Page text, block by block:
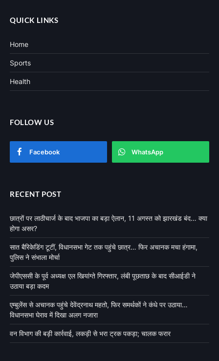
QUICK LINKS
Home
Sports
Health
FOLLOW US
Facebook WhatsApp
RECENT POST
छात्रों पर लाठीचार्ज के बाद भाजपा का बड़ा ऐलान, 11 अगस्त को झारखंड बंद… क्या
होगा असर?
सात बैरिकेडिंग टूटीं, विधानसभा गेट तक पहुंचे छात्र… फिर अचानक मचा हंगामा,
पुलिस ने संभाला मोर्चा
जेपीएससी के पूर्व अध्यक्ष एल खियांग्ते गिरफ्तार, लंबी पूछताछ के बाद सीआईडी ने
उठाया बड़ा कदम
एम्बुलेंस से अचानक पहुंचे देवेंद्रनाथ महतो, फिर समर्थकों ने कंधे पर उठाया…
विधानसभा घेराव में दिखा अलग नजारा
वन विभाग की बड़ी कार्रवाई, लकड़ी से भरा ट्रक पकड़ा; चालक फरार